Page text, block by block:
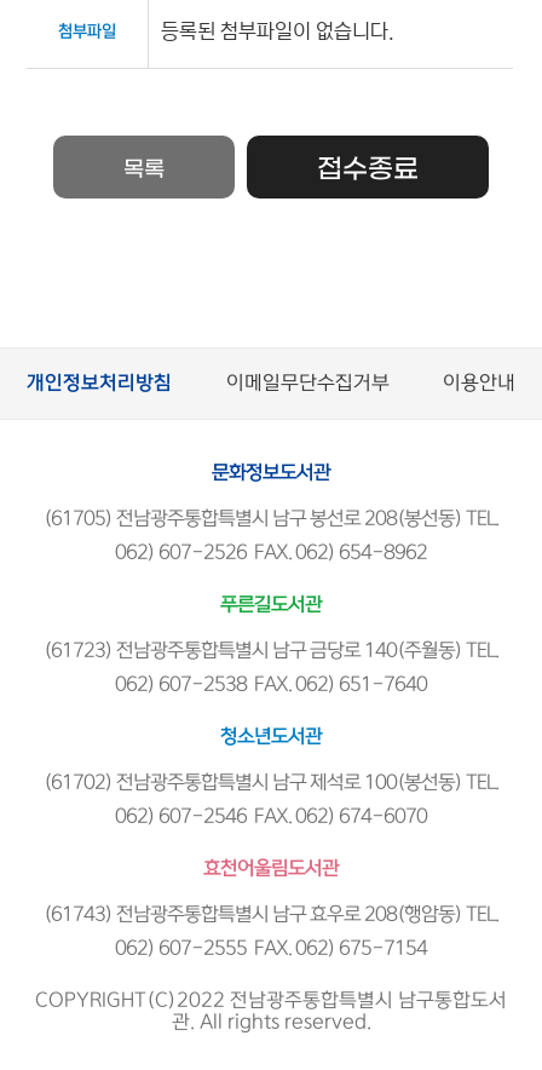
첨부파일 등록된 첨부파일이 없습니다.
목록 접수종료
개인정보처리방침 이메일무단수집거부 이용안내
문화정보도서관
(61705) 전남광주통합특별시 남구 봉선로 208(봉선동) TEL.
062) 607-2526 FAX. 062) 654-8962
푸른길도서관
(61723) 전남광주통합특별시 남구 금당로 140(주월동) TEL.
062) 607-2538 FAX. 062) 651-7640
청소년도서관
(61702) 전남광주통합특별시 남구 제석로 100(봉선동) TEL.
062) 607-2546 FAX. 062) 674-6070
효천어울림도서관
(61743) 전남광주통합특별시 남구 효우로 208(행암동) TEL.
062) 607-2555 FAX. 062) 675-7154
COPYRIGHT(C)2022 전남광주통합특별시 남구통합도서
관. All rights reserved.